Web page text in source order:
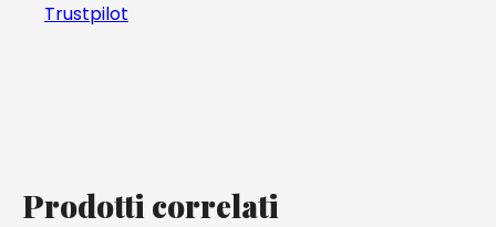
Trustpilot
Prodotti correlati